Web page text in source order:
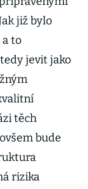
již bylo
to
jevit jako
těch
bude
rizika